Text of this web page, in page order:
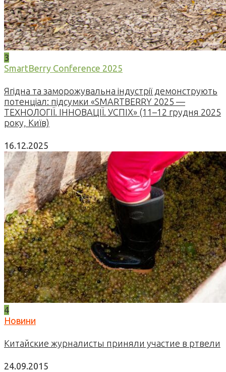
3
SmartBerry Conference 2025
Ягідна та заморожувальна індустрії демонструють
потенціал: підсумки «SMARTBERRY 2025 —
ТЕХНОЛОГІЇ. ІННОВАЦІЇ. УСПІХ» (11–12 грудня 2025
року, Київ)
16.12.2025
4
Новини
Китайские журналисты приняли участие в ртвели
24.09.2015